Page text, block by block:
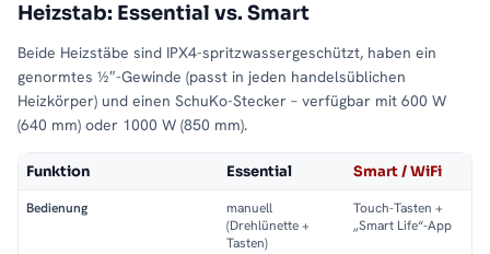
Heizstab: Essential vs. Smart
Beide Heizstäbe sind IPX4-spritzwassergeschützt, haben ein
genormtes ½″-Gewinde (passt in jeden handelsüblichen
Heizkörper) und einen SchuKo-Stecker – verfügbar mit 600 W
(640 mm) oder 1000 W (850 mm).
Funktion Essential Smart / WiFi
Bedienung
manuell
(Drehlünette +
Tasten)
Touch-Tasten +
„Smart Life“-App